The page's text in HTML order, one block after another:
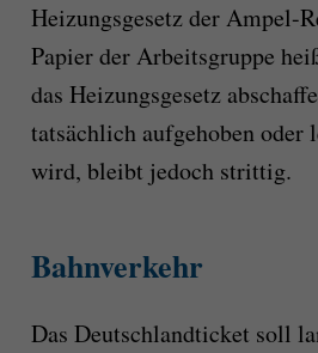
Heizungsgesetz der Ampel-
Papier der Arbeitsgruppe
das Heizungsgesetz
tatsächlich aufgehoben
wird, bleibt jedoch strittig.
Bahnverkehr
Das Deutschlandticket soll